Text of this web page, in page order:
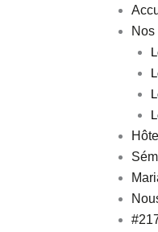
Nos
Hôtel